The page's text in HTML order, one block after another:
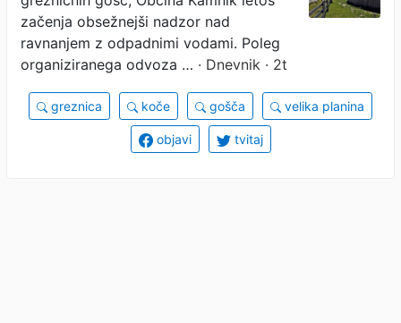
začenja obsežnejši nadzor nad
ravnanjem z odpadnimi vodami. Poleg
organiziranega odvoza … · Dnevnik · 2t
greznica koče gošča velika planina
objavi tvitaj